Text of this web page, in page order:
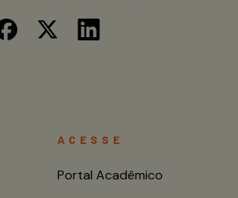
ACESSE
Portal Acadêmico